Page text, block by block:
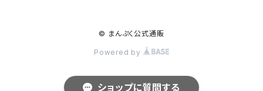
© まんぷく公式通販
Powered by
ショップに質問する